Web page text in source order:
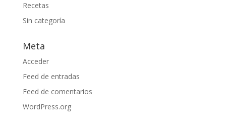
Recetas
Sin categoría
Meta
Acceder
Feed de entradas
Feed de comentarios
WordPress.org